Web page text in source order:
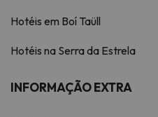
Hotéis em Boí Taüll
Hotéis na Serra da Estrela
INFORMAÇÃO EXTRA